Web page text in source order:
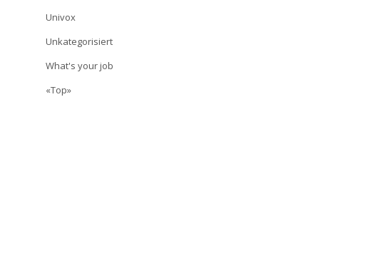
Univox
Unkategorisiert
What's your job
«Top»